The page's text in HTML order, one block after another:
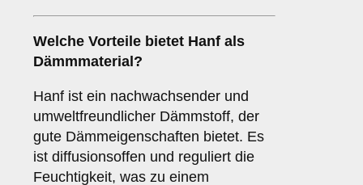
Welche Vorteile bietet Hanf als
Dämmmaterial?
Hanf ist ein nachwachsender und
umweltfreundlicher Dämmstoff, der
gute Dämmeigenschaften bietet. Es
ist diffusionsoffen und reguliert die
Feuchtigkeit, was zu einem